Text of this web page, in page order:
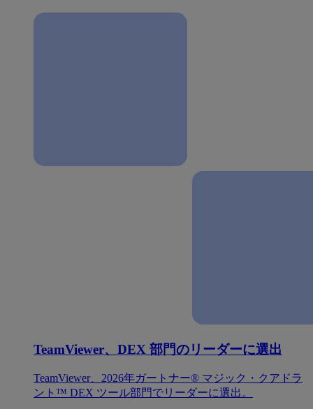
TeamViewer、DEX 部門のリーダーに選出
TeamViewer、2026年ガートナー® マジック・クアドラ
ント™ DEX ツール部門でリーダーに選出。